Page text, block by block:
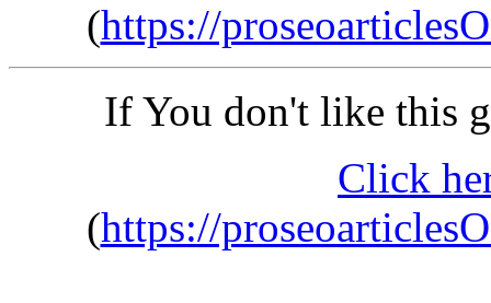
(https://
If You don't like this
Click
(https://